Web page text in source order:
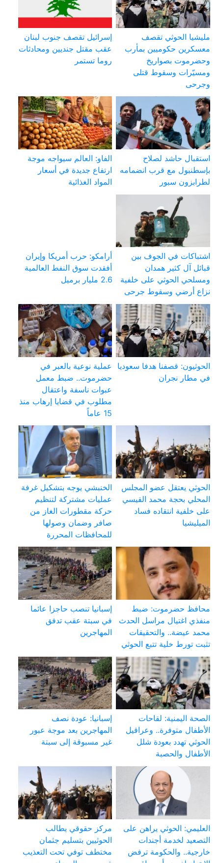
مليشيا الحوثي تقصف
معسكرين حكوميين بمأرب
وحضرموت بصواريخ
ومسيّرات وسقوط قتلى
وجرحى
إسرائيل تقصف جنوب لبنان
عقب مقتل جنديين ومحادثات
روما تستمر
استقبال حاشد لصلاح
بإسطنبول مع قرب انضمامه
لطرابزون سبور
الفاو: العالم سيواجه موجة
ارتفاع جديدة في أسعار
المواد الغذائية
اشتباكات في الجوف بين
قبائل آل كثير همدان
ومسلحي الحوثي على خلفية
نزاع أرضي وسقوط جرحى
أرامكو: حرب أمريكا وإيران
أفقدت سوق النفط العالمية
2.6 مليار برميل
الحوثيون: قصفنا هدفا سعوديا
في مطار نجران
عملية نوعية بالعبر في
حضرموت.. ضبط معمل
عبوات ناسفة واعتقال
مطلوب في قضايا إرهاب منذ
15 عاماً
الحوثي يعتقل عضو المجلس
المحلي بحجة محمد القيسي
على خلفية انتقاده فساد
الميليشيا
الخنبشي يوجه بتشكيل غرفة
عمليات مشتركة لتنظيم
حركة مقطورات الغاز من
صافر وضمان وصولها
للمحافظات المحررة
محافظ حضرموت: ضبط
منفذي اغتيال مراسل الحدث
محمد عيضة.. والتحقيقات
تثبت تورط خلية تتبع الحوثي
إسبانيا تنصب حاجزا عائما
في سبتة عقب تدفق
المهاجرين
الصحة اليمنية: لقاحات
الأطفال متوفرة.. وعراقيل
الحوثي تهدد بعودة شلل
الأطفال والحصبة
إسبانيا: عودة نصف
المهاجرين بعد موجة عبور
غير مسبوقة إلى سبتة
العليمي: الحوثي يراهن على
التصعيد لخدمة أجندات
خارجية.. والحكومة ترفض
مركز حقوقي يطالب
الحوثيين بتسليم جثمان
مختطف توفي تحت التعذيب